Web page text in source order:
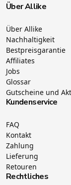
Über Allike
Über Allike
Nachhaltigkeit
Bestpreisgarantie
Affiliates
Jobs
Glossar
Gutscheine und
Kundenservice
FAQ
Kontakt
Zahlung
Lieferung
Retouren
Rechtliches